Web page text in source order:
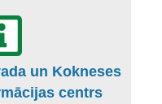
un Kokneses
centrs